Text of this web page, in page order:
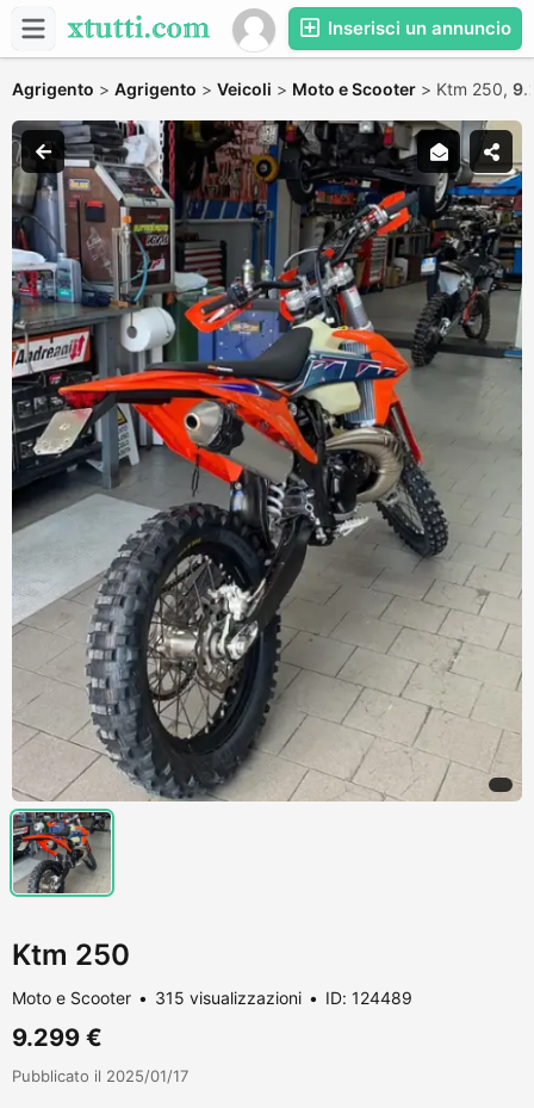
Inserisci un annuncio
Agrigento > Agrigento > Veicoli > Moto e Scooter > Ktm 250,
Ktm 250
Moto e Scooter 315 visualizzazioni ID: 124489
9.299 €
Pubblicato il 2025/01/17